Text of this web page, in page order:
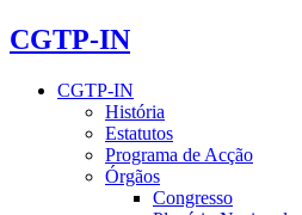
CGTP-IN
CGTP-IN
História
Estatutos
Programa de Acção
Órgãos
Congresso